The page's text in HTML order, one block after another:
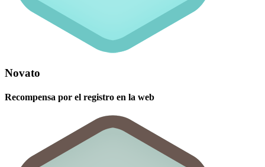
Novato
Recompensa por el registro en la web